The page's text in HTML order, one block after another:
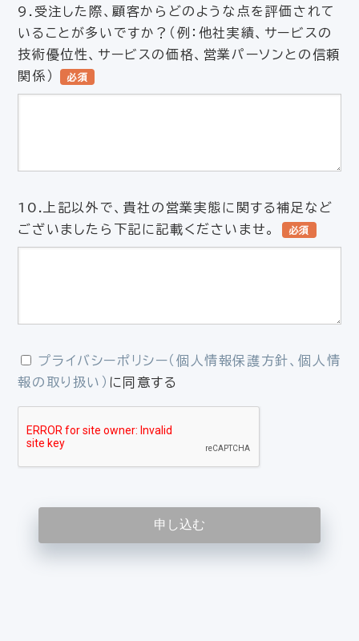
9.受注した際、顧客からどのような点を評価されて
いることが多いですか？（例：他社実績、サービスの
技術優位性、サービスの価格、営業パーソンとの信頼
関係）
必須
10.上記以外で、貴社の営業実態に関する補足など
ございましたら下記に記載くださいませ。
必須
プライバシーポリシー（個人情報保護方針、個人情
報の取り扱い） に同意する